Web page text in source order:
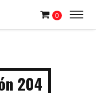
0
204